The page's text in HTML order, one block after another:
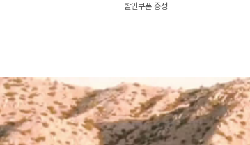
할인쿠폰 증정